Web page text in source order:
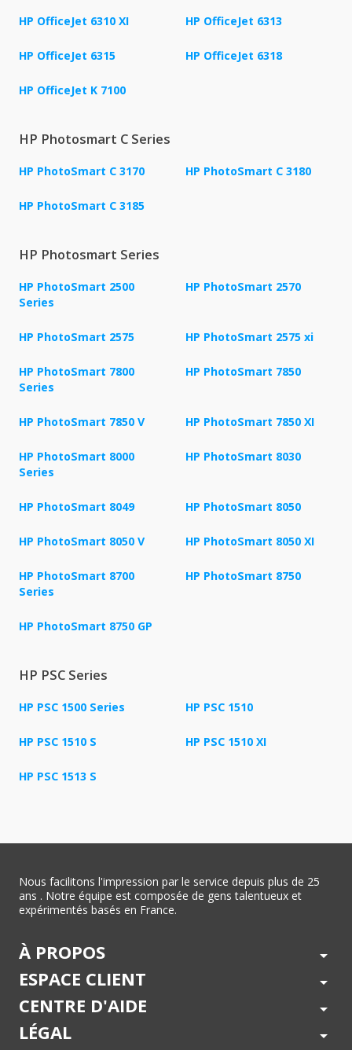
HP OfficeJet 6310 XI HP OfficeJet 6313
HP OfficeJet 6315 HP OfficeJet 6318
HP OfficeJet K 7100
HP Photosmart C Series
HP PhotoSmart C 3170 HP PhotoSmart C 3180
HP PhotoSmart C 3185
HP Photosmart Series
HP PhotoSmart 2500
Series
HP PhotoSmart 2570
HP PhotoSmart 2575 HP PhotoSmart 2575 xi
HP PhotoSmart 7800
Series
HP PhotoSmart 7850
HP PhotoSmart 7850 V HP PhotoSmart 7850 XI
HP PhotoSmart 8000
Series
HP PhotoSmart 8030
HP PhotoSmart 8049 HP PhotoSmart 8050
HP PhotoSmart 8050 V HP PhotoSmart 8050 XI
HP PhotoSmart 8700
Series
HP PhotoSmart 8750
HP PhotoSmart 8750 GP
HP PSC Series
HP PSC 1500 Series HP PSC 1510
HP PSC 1510 S HP PSC 1510 XI
HP PSC 1513 S
Nous facilitons l'impression par le service depuis plus de 25
ans . Notre équipe est composée de gens talentueux et
expérimentés basés en France.
À PROPOS arrow_drop_down
ESPACE CLIENT arrow_drop_down
CENTRE D'AIDE arrow_drop_down
LÉGAL arrow_drop_down